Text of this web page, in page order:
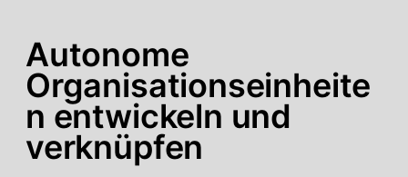
Autonome
Organisationseinheite
n entwickeln und
verknüpfen